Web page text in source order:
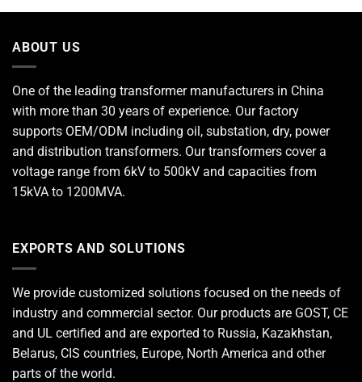
ABOUT US
One of the leading transformer manufacturers in China
with more than 30 years of experience. Our factory
supports OEM/ODM including oil, substation, dry, power
and distribution transformers. Our transformers cover a
voltage range from 6kV to 500kV and capacities from
15kVA to 1200MVA.
EXPORTS AND SOLUTIONS
We provide customized solutions focused on the needs of
industry and commercial sector. Our products are GOST, CE
and UL certified and are exported to Russia, Kazakhstan,
Belarus, CIS countries, Europe, North America and other
parts of the world.